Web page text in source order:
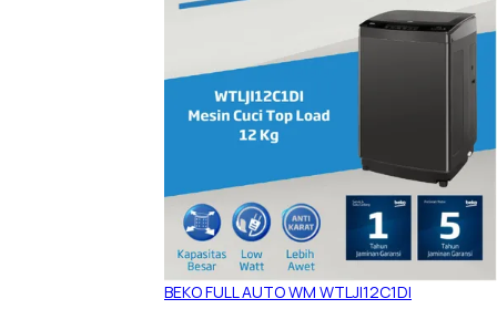
BEKO FULL AUTO WM WTLJI12C1DI